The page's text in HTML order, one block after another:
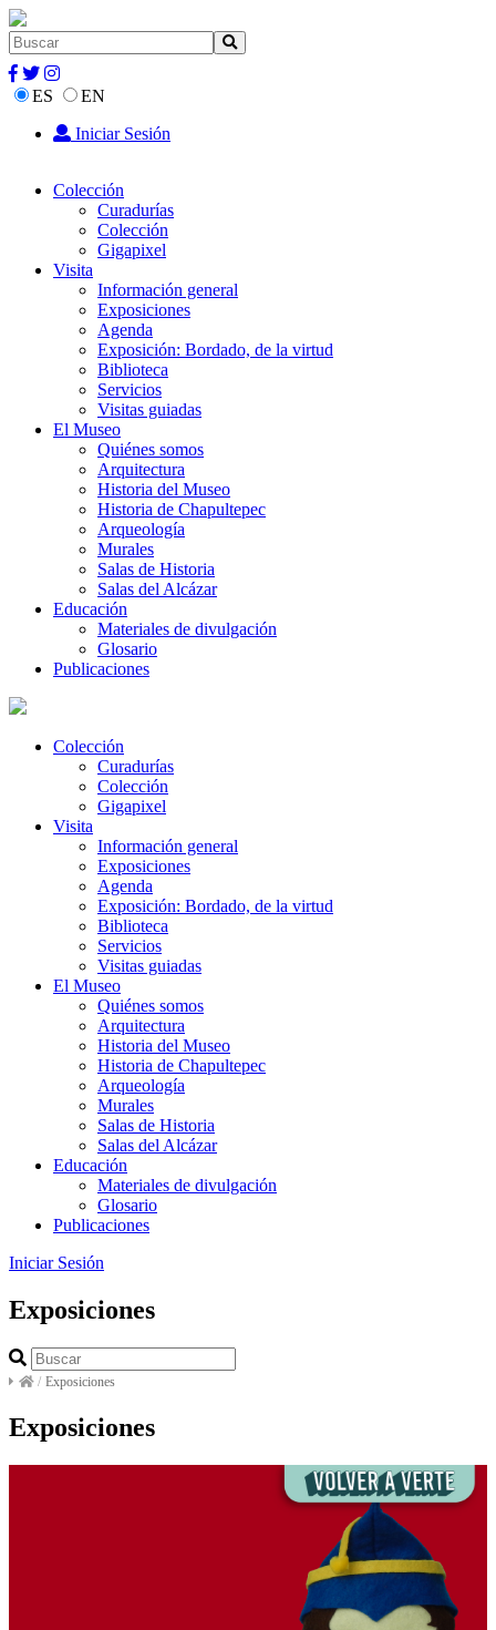
ES
EN
Iniciar Sesión
Colección
Curadurías
Colección
Gigapixel
Visita
Información general
Exposiciones
Agenda
Exposición: Bordado, de la virtud
Biblioteca
Servicios
Visitas guiadas
El Museo
Quiénes somos
Arquitectura
Historia del Museo
Historia de Chapultepec
Arqueología
Murales
Salas de Historia
Salas del Alcázar
Educación
Materiales de divulgación
Glosario
Publicaciones
Colección
Curadurías
Colección
Gigapixel
Visita
Información general
Exposiciones
Agenda
Exposición: Bordado, de la virtud
Biblioteca
Servicios
Visitas guiadas
El Museo
Quiénes somos
Arquitectura
Historia del Museo
Historia de Chapultepec
Arqueología
Murales
Salas de Historia
Salas del Alcázar
Educación
Materiales de divulgación
Glosario
Publicaciones
Iniciar Sesión
Exposiciones
/ Exposiciones
Exposiciones